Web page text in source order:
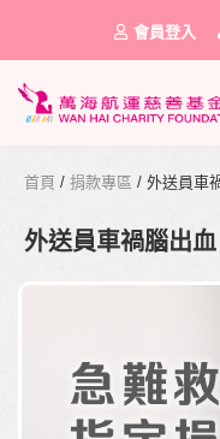
會員登入
首頁 / 捐款專區 / 外送員車
外送員車禍腦出